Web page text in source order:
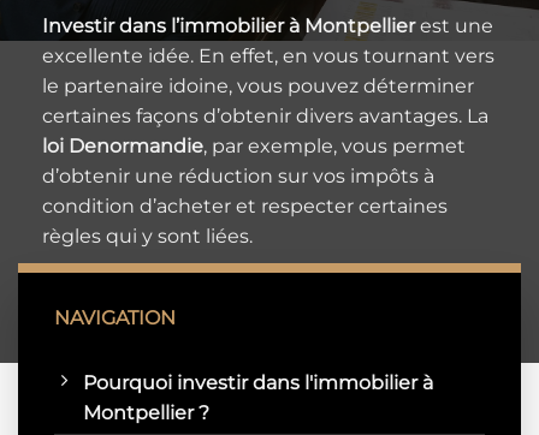
Investir dans l’immobilier à Montpellierest une
excellente idée. En effet, en vous tournant vers
le partenaire idoine, vous pouvez déterminer
certaines façons d’obtenir divers avantages. La
loi Denormandie, par exemple, vous permet
d’obtenir une réduction sur vos impôts à
condition d’acheter et respecter certaines
règles qui y sont liées.
NAVIGATION
Pourquoi investir dans l'immobilier à
Montpellier ?